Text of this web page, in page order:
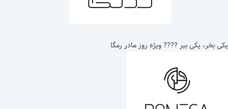
یکی بخر، یکی ببر ???? ویژه روز مادر رمگا